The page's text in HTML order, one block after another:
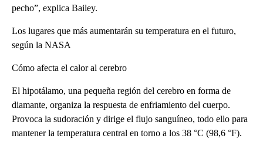
pecho”, explica Bailey.
Los lugares que más aumentarán su temperatura en el futuro,
según la NASA
Cómo afecta el calor al cerebro
El hipotálamo, una pequeña región del cerebro en forma de
diamante, organiza la respuesta de enfriamiento del cuerpo.
Provoca la sudoración y dirige el flujo sanguíneo, todo ello para
mantener la temperatura central en torno a los 38 °C (98,6 °F).